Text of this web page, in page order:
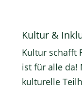
Kultur &
Kultur schafft
ist für alle da!
kulturelle